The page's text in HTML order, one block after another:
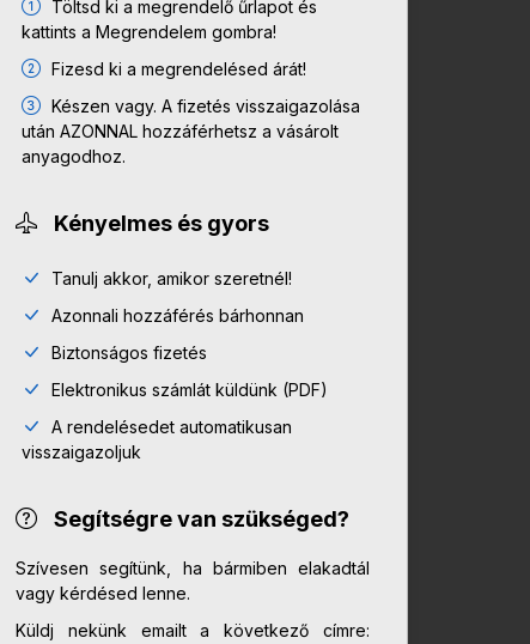
Töltsd ki a megrendelő űrlapot és
kattints a Megrendelem gombra!
Fizesd ki a megrendelésed árát!
Készen vagy. A fizetés visszaigazolása
után AZONNAL hozzáférhetsz a vásárolt
anyagodhoz.
Kényelmes és gyors
Tanulj akkor, amikor szeretnél!
Azonnali hozzáférés bárhonnan
Biztonságos fizetés
Elektronikus számlát küldünk (PDF)
A rendelésedet automatikusan
visszaigazoljuk
Segítségre van szükséged?
Szívesen segítünk, ha bármiben elakadtál
vagy kérdésed lenne.
Küldj nekünk emailt a következő címre: